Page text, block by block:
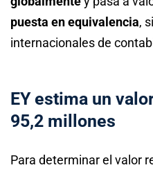
puesta en equivalencia,
internacionales de
EY estima un
95,2 millones
Para determinar el valor